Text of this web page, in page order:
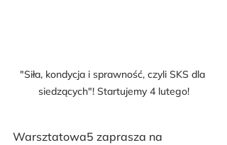
"Siła, kondycja i sprawność, czyli SKS dla
siedzących"! Startujemy 4 lutego!
Warsztatowa5 zaprasza na